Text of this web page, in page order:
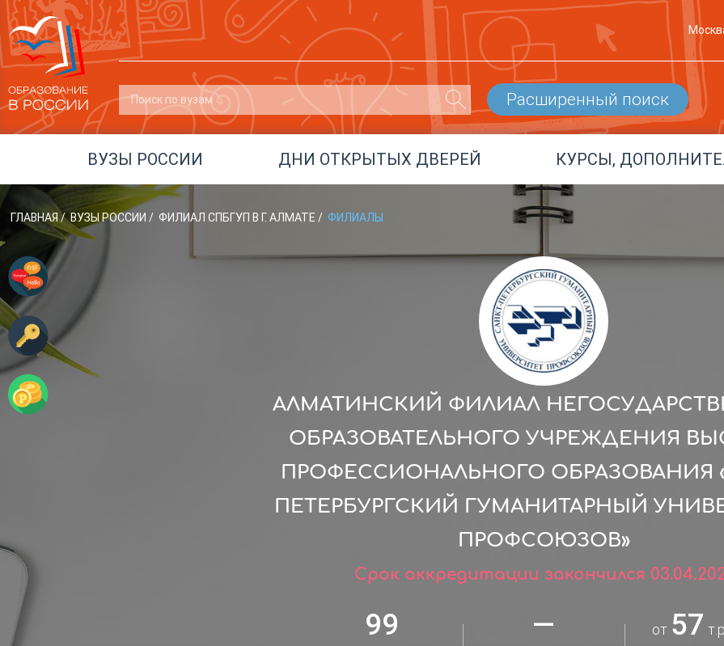
Расширенный поиск
ВУЗЫ РОССИИ ДНИ ОТКРЫТЫХ ДВЕРЕЙ КУРСЫ,
ГЛАВНАЯ / ВУЗЫ РОССИИ / ФИЛИАЛ СПБГУП В Г. АЛМАТЕ / ФИЛИАЛЫ
АЛМАТИНСКИЙ ФИЛИАЛ
ОБРАЗОВАТЕЛЬНОГО УЧРЕЖДЕНИЯ
ПРОФЕССИОНАЛЬНОГО ОБРАЗОВАНИЯ
ПЕТЕРБУРГСКИЙ ГУМАНИТАРНЫЙ
ПРОФСОЮЗОВ»
Срок аккредитации закончился
99 — от 57